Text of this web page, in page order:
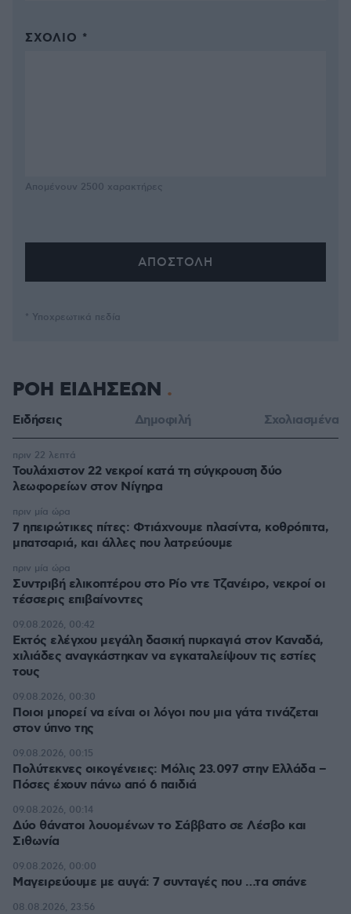
ΣΧΌΛΙΟ *
Απομένουν 2500 χαρακτήρες
* Υποχρεωτικά πεδία
ΡΟΗ ΕΙΔΗΣΕΩΝ
Ειδήσεις Δημοφιλή Σχολιασμένα
Τουλάχιστον 22 νεκροί κατά τη σύγκρουση δύο
λεωφορείων στον Νίγηρα
πριν 22 λεπτά
7 ηπειρώτικες πίτες: Φτιάχνουμε πλασίντα, κοθρόπιτα,
μπατσαριά, και άλλες που λατρεύουμε
πριν μία ώρα
Συντριβή ελικοπτέρου στο Ρίο ντε Τζανέιρο, νεκροί οι
τέσσερις επιβαίνοντες
πριν μία ώρα
Εκτός ελέγχου μεγάλη δασική πυρκαγιά στον Καναδά,
χιλιάδες αναγκάστηκαν να εγκαταλείψουν τις εστίες
τους
09.08.2026, 00:42
Ποιοι μπορεί να είναι οι λόγοι που μια γάτα τινάζεται
στον ύπνο της
09.08.2026, 00:30
Πολύτεκνες οικογένειες: Μόλις 23.097 στην Ελλάδα –
Πόσες έχουν πάνω από 6 παιδιά
09.08.2026, 00:15
Δύο θάνατοι λουομένων το Σάββατο σε Λέσβο και
Σιθωνία
09.08.2026, 00:14
Μαγειρεύουμε με αυγά: 7 συνταγές που …τα σπάνε
09.08.2026, 00:00
08.08.2026, 23:56